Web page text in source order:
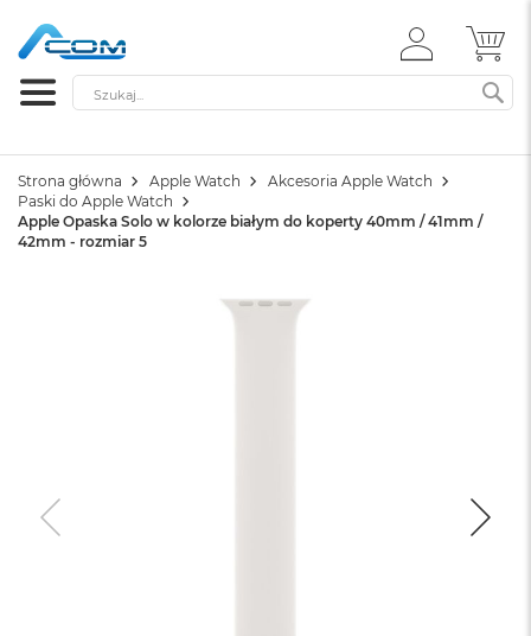
ZALOGUJ
SIĘ
Szukaj
Strona główna Apple Watch
Akcesoria Apple Watch
Paski do Apple Watch
Apple Opaska Solo w kolorze białym do koperty 40mm / 41mm /
42mm - rozmiar 5